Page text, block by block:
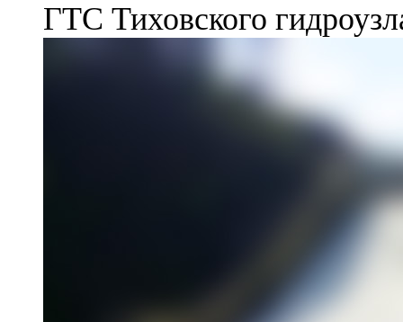
ГТС Тиховского